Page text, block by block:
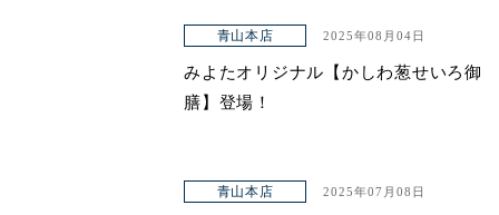
青山本店 2025年08月04日
みよたオリジナル【かしわ葱せいろ御
膳】登場！
青山本店 2025年07月08日